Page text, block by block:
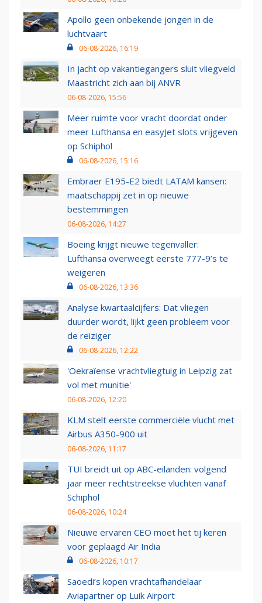
Apollo geen onbekende jongen in de
luchtvaart
06-08-2026, 16:19
In jacht op vakantiegangers sluit vliegveld
Maastricht zich aan bij ANVR
06-08-2026, 15:56
Meer ruimte voor vracht doordat onder
meer Lufthansa en easyJet slots vrijgeven
op Schiphol
06-08-2026, 15:16
Embraer E195-E2 biedt LATAM kansen:
maatschappij zet in op nieuwe
bestemmingen
06-08-2026, 14:27
Boeing krijgt nieuwe tegenvaller:
Lufthansa overweegt eerste 777-9’s te
weigeren
06-08-2026, 13:36
Analyse kwartaalcijfers: Dat vliegen
duurder wordt, lijkt geen probleem voor
de reiziger
06-08-2026, 12:22
'Oekraïense vrachtvliegtuig in Leipzig zat
vol met munitie'
06-08-2026, 12:20
KLM stelt eerste commerciële vlucht met
Airbus A350-900 uit
06-08-2026, 11:17
TUI breidt uit op ABC-eilanden: volgend
jaar meer rechtstreekse vluchten vanaf
Schiphol
06-08-2026, 10:24
Nieuwe ervaren CEO moet het tij keren
voor geplaagd Air India
06-08-2026, 10:17
Saoedi’s kopen vrachtafhandelaar
Aviapartner op Luik Airport